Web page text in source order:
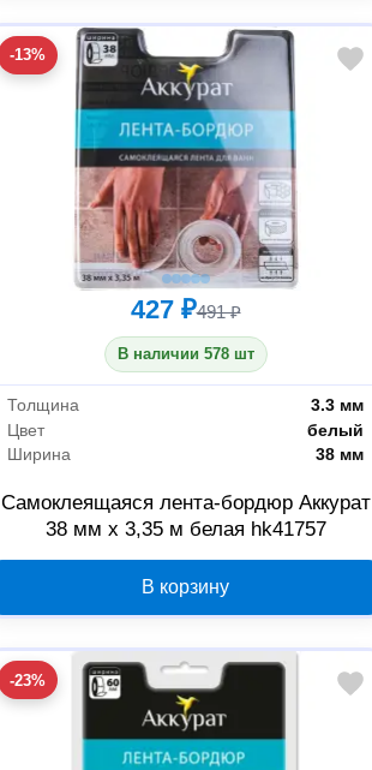
-13%
427 ₽491 ₽
В наличии 578 шт
Толщина
3.3 мм
Цвет
белый
Ширина
38 мм
Самоклеящаяся лента-бордюр Аккурат
38 мм x 3,35 м белая hk41757
В корзину
-23%